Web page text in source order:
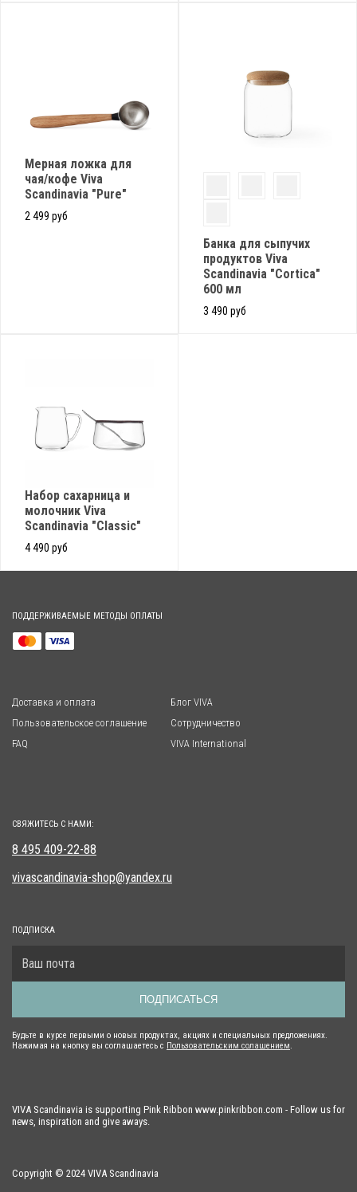
Мерная ложка для
чая/кофе Viva
Scandinavia "Pure"
2 499 руб
Банка для сыпучих
продуктов Viva
Scandinavia "Cortica"
600 мл
3 490 руб
Набор сахарница и
молочник Viva
Scandinavia "Classic"
4 490 руб
VIVA Scandinavia is supporting Pink Ribbon www.pinkribbon.com - Follow us for
news, inspiration and give aways.
Copyright © 2024 VIVA Scandinavia
ПОДДЕРЖИВАЕМЫЕ МЕТОДЫ ОПЛАТЫ
Доставка и оплата
Пользовательское соглашение
FAQ
Блог VIVA
Сотрудничество
VIVA International
СВЯЖИТЕСЬ С НАМИ:
8 495 409-22-88
vivascandinavia-shop@yandex.ru
ПОДПИСКА
ПОДПИСАТЬСЯ
Будьте в курсе первыми о новых продуктах, акциях и специальных предложениях.
Нажимая на кнопку вы соглашаетесь с Пользовательским солашением.